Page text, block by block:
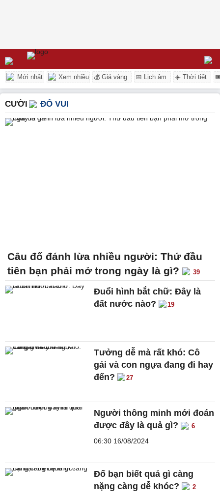
Mới nhất Xem nhiều 💰 Giá vàng 📅 Lịch âm ☀️ Thời tiết
CƯỜI ĐỐ VUI
Câu đố đánh lừa nhiều người: Thứ đầu
tiên bạn phải mở trong ngày là gì?
39
Đuổi hình bắt chữ: Đây là
đất nước nào?
19
Tưởng dễ mà rất khó: Cô
gái và con ngựa đang đi hay
đến?
27
Người thông minh mới đoán
được đây là quả gì?
6
06:30 16/08/2024
Đố bạn biết quả gì càng
nặng càng dễ khóc?
2